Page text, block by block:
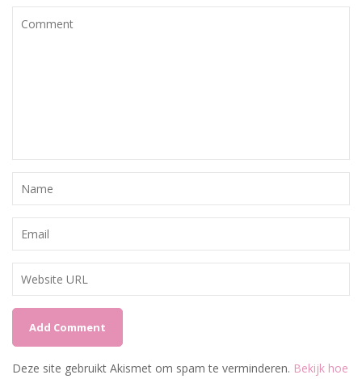
Deze site gebruikt Akismet om spam te verminderen. Bekijk hoe